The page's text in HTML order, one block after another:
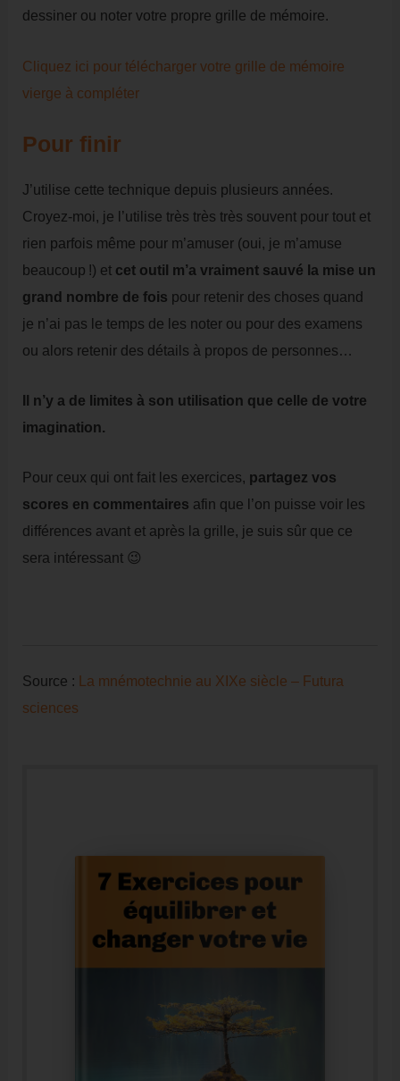
dessiner ou noter votre propre grille de mémoire.
Cliquez ici pour télécharger votre grille de mémoire
vierge à compléter
Pour finir
J’utilise cette technique depuis plusieurs années.
Croyez-moi, je l’utilise très très très souvent pour tout et
rien parfois même pour m’amuser (oui, je m’amuse
beaucoup !) et cet outil m’a vraiment sauvé la mise un
grand nombre de fois pour retenir des choses quand
je n’ai pas le temps de les noter ou pour des examens
ou alors retenir des détails à propos de personnes…
Il n’y a de limites à son utilisation que celle de votre
imagination.
Pour ceux qui ont fait les exercices, partagez vos
scores en commentaires afin que l’on puisse voir les
différences avant et après la grille, je suis sûr que ce
sera intéressant 😉
Source :
La mnémotechnie au XIXe siècle – Futura
sciences